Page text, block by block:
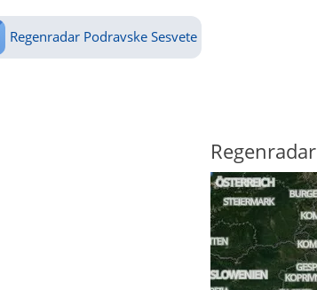
Regenradar Podravske Sesvete
Regenradar